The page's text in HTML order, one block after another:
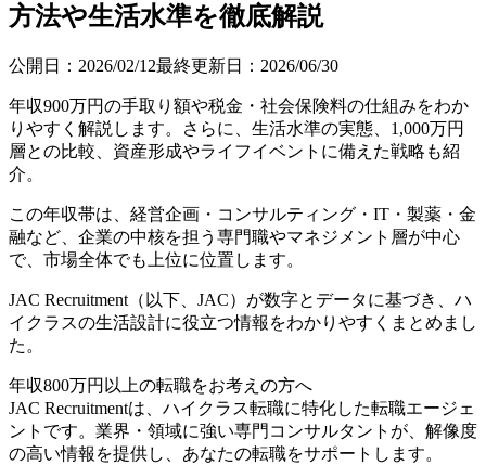
方法や生活水準を徹底解説
公開日： 2026/02/12最終更新日： 2026/06/30
年収900万円の手取り額や税金・社会保険料の仕組みをわか
りやすく解説します。さらに、生活水準の実態、1,000万円
層との比較、資産形成やライフイベントに備えた戦略も紹
介。
この年収帯は、経営企画・コンサルティング・IT・製薬・金
融など、企業の中核を担う専門職やマネジメント層が中心
で、市場全体でも上位に位置します。
JAC Recruitment（以下、JAC）が数字とデータに基づき、ハ
イクラスの生活設計に役立つ情報をわかりやすくまとめまし
た。
年収800万円以上の転職をお考えの方へ
JAC Recruitmentは、ハイクラス転職に特化した転職エージェ
ントです。 業界・領域に強い専門コンサルタントが、解像度
の高い情報を提供し、あなたの転職をサポートします。